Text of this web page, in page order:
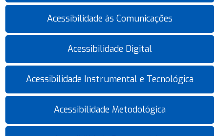
Acessibilidade às Comunicações
Acessibilidade Digital
Acessibilidade Instrumental e Tecnológica
Acessibilidade Metodológica